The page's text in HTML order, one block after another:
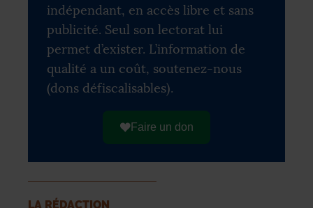
indépendant, en accès libre et sans
publicité. Seul son lectorat lui
permet d’exister. L’information de
qualité a un coût, soutenez-nous
(dons défiscalisables).
Faire un don
LA RÉDACTION